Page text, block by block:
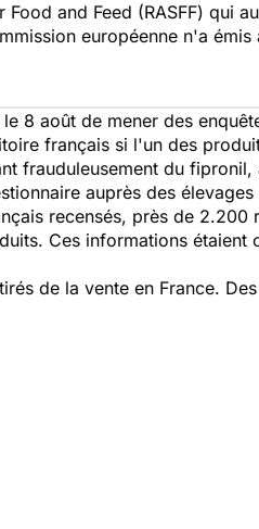
and Feed (RASFF) qui
européenne n'a émis
8 août de mener des
français si l'un des
frauduleusement du
auprès des
recensés, près de 2.200
Ces informations étaient
de la vente en France.